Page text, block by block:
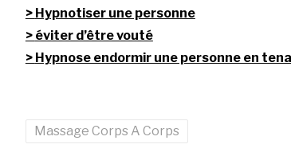
Hypnotiser une personne
éviter d’être vouté
Hypnose endormir une personne en
Massage Corps A Corps